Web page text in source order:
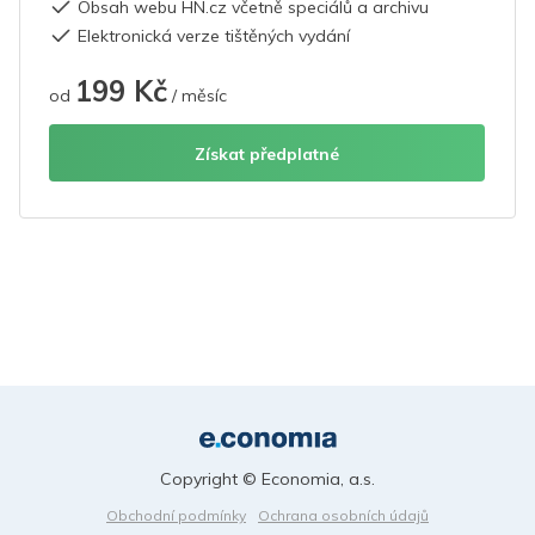
Obsah webu HN.cz včetně speciálů a archivu
Elektronická verze tištěných vydání
od 199 Kč / měsíc
Získat předplatné
Obchodní podmínky
Ochrana osobních údajů
Copyright © Economia, a.s.